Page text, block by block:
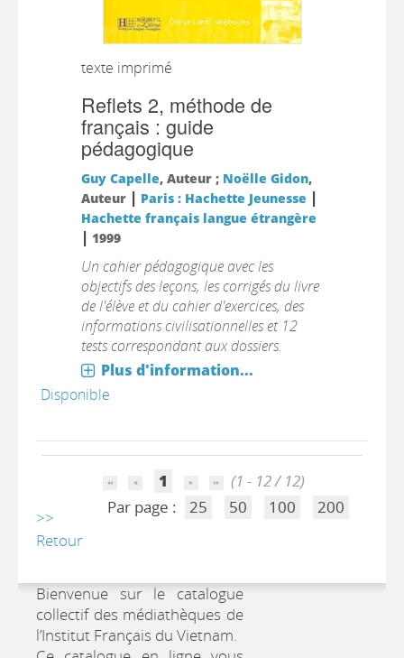
texte imprimé
Reflets 2, méthode de
français : guide
pédagogique
Guy Capelle, Auteur ; Noëlle Gidon,
Auteur | Paris : Hachette Jeunesse |
Hachette français langue étrangère
| 1999
Un cahier pédagogique avec les
objectifs des leçons, les corrigés du livre
de l'élève et du cahier d'exercices, des
informations civilisationnelles et 12
tests correspondant aux dossiers.
Plus d'information...
Disponible
1
(1 - 12 / 12)
Par page :
25 50 100 200
>>
Retour
Bienvenue sur le catalogue
collectif des médiathèques de
l’Institut Français du Vietnam.